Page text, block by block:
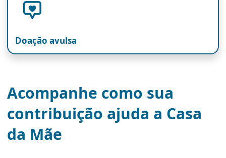
Doação avulsa
Acompanhe como sua
contribuição ajuda a Casa
da Mãe